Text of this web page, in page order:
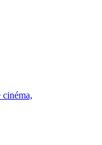
cinéma,